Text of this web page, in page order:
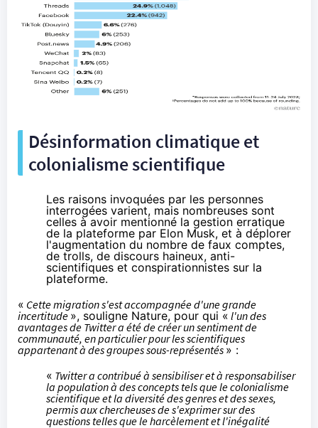
Désinformation climatique et
colonialisme scientifique
Les raisons invoquées par les personnes
interrogées varient, mais nombreuses sont
celles à avoir mentionné la gestion erratique
de la plateforme par Elon Musk, et à déplorer
l'augmentation du nombre de faux comptes,
de trolls, de discours haineux, anti-
scientifiques et conspirationnistes sur la
plateforme.
« Cette migration s'est accompagnée d'une grande
incertitude », souligne Nature, pour qui « l'un des
avantages de Twitter a été de créer un sentiment de
communauté, en particulier pour les scientifiques
appartenant à des groupes sous-représentés » :
« Twitter a contribué à sensibiliser et à responsabiliser
la population à des concepts tels que le colonialisme
scientifique et la diversité des genres et des sexes,
permis aux chercheuses de s'exprimer sur des
questions telles que le harcèlement et l'inégalité